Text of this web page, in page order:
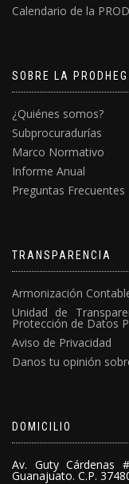
Calendario de la
SOBRE LA PRODHEG
¿Quiénes somos?
Subprocuradurías
Marco Normativo
Informe Anual
Preguntas Frecuentes
TRANSPARENCIA
Armonización
Unidad de
Protección de Datos
Aviso de Privacidad
Danos tu opinión
DOMICILIO
Av. Guty Cárdenas
Guanajuato. C.P.